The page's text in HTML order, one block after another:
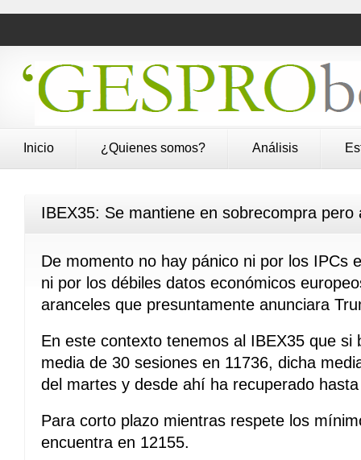
Inicio ¿Quienes somos? Análisis
IBEX35: Se mantiene en sobrecompra pero
De momento no hay pánico ni por los IPCs
ni por los débiles datos económicos
aranceles que presuntamente anunciara
En este contexto tenemos al IBEX35 que si
media de 30 sesiones en 11736, dicha
del martes y desde ahí ha recuperado
Para corto plazo mientras respete los
encuentra en 12155.